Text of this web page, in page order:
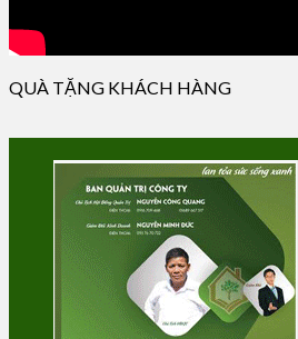
QUÀ TẶNG KHÁCH HÀNG